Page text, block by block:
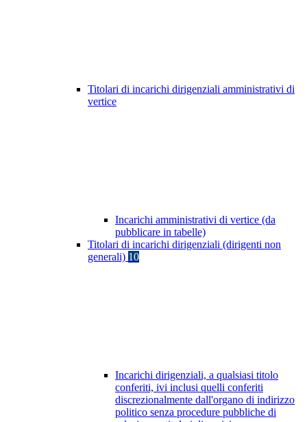
Titolari di incarichi dirigenziali amministrativi di
vertice
Incarichi amministrativi di vertice (da
pubblicare in tabelle)
Titolari di incarichi dirigenziali (dirigenti non
generali) 10
Incarichi dirigenziali, a qualsiasi titolo
conferiti, ivi inclusi quelli conferiti
discrezionalmente dall'organo di indirizzo
politico senza procedure pubbliche di